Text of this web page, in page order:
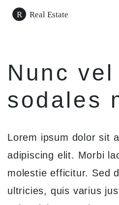
Nunc vel
sodales
Lorem ipsum dolor sit
adipiscing elit. Morbi
molestie efficitur. Sed
ultricies, quis varius